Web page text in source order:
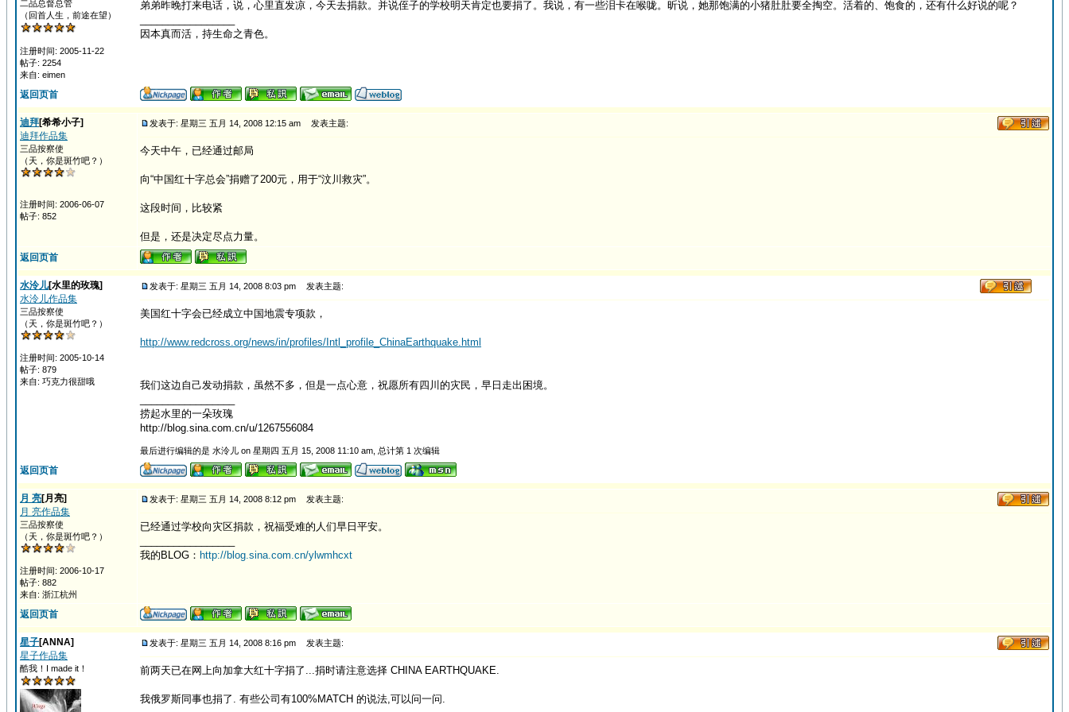
二品总督总管
（回首人生，前途在望）
注册时间: 2005-11-22
帖子: 2254
来自: eimen
弟弟昨晚打来电话，说，心里直发凉，今天去捐款。并说侄子的学校明天肯定也要捐了。我说，有一些泪卡在喉咙。昕说，她那饱满的小猪肚肚要全掏空。活着的、饱食的，还有什么好说的呢？
因本真而活，持生命之青色。
返回页首
迪拜[希希小子]
迪拜作品集
三品按察使
（天，你是斑竹吧？）
注册时间: 2006-06-07
帖子: 852
发表于: 星期三 五月 14, 2008 12:15 am 发表主题:
今天中午，已经通过邮局
向“中国红十字总会”捐赠了200元，用于“汶川救灾”。
这段时间，比较紧
但是，还是决定尽点力量。
返回页首
水泠儿[水里的玫瑰]
水泠儿作品集
三品按察使
（天，你是斑竹吧？）
注册时间: 2005-10-14
帖子: 879
来自: 巧克力很甜哦
发表于: 星期三 五月 14, 2008 8:03 pm 发表主题:
美国红十字会已经成立中国地震专项款，
http://www.redcross.org/news/in/profiles/Intl_profile_ChinaEarthquake.html
我们这边自己发动捐款，虽然不多，但是一点心意，祝愿所有四川的灾民，早日走出困境。
捞起水里的一朵玫瑰
http://blog.sina.com.cn/u/1267556084
最后进行编辑的是 水泠儿 on 星期四 五月 15, 2008 11:10 am, 总计第 1 次编辑
返回页首
月 亮[月亮]
月 亮作品集
三品按察使
（天，你是斑竹吧？）
注册时间: 2006-10-17
帖子: 882
来自: 浙江杭州
发表于: 星期三 五月 14, 2008 8:12 pm 发表主题:
已经通过学校向灾区捐款，祝福受难的人们早日平安。
我的BLOG： http://blog.sina.com.cn/ylwmhcxt
返回页首
星子[ANNA]
星子作品集
酷我！I made it！
发表于: 星期三 五月 14, 2008 8:16 pm 发表主题:
前两天已在网上向加拿大红十字捐了...捐时请注意选择 CHINA EARTHQUAKE.
我俄罗斯同事也捐了. 有些公司有100%MATCH 的说法,可以问一问.